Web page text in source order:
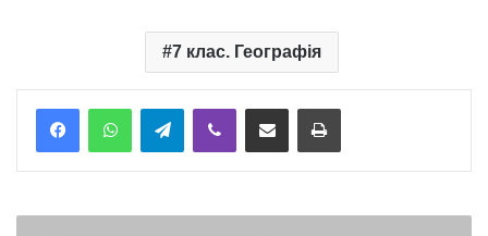
7 клас. Географія
TelegramViber Надіслати електронною поштоюНадрукувати